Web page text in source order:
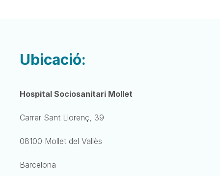
Ubicació:
Hospital Sociosanitari Mollet
Carrer Sant Llorenç, 39
08100 Mollet del Vallès
Barcelona